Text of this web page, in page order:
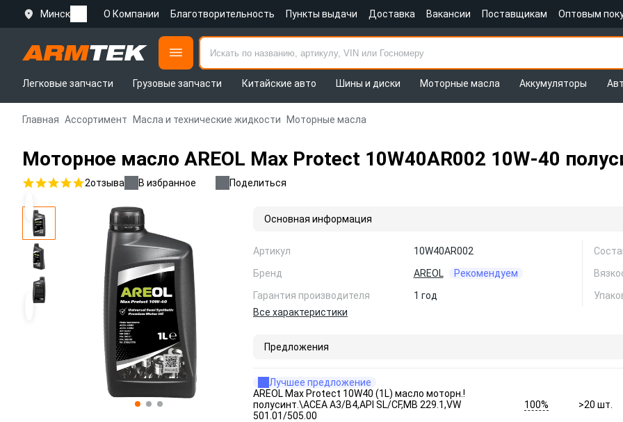
Минск О Компании Благотворительность Пункты выдачи Доставка Вакансии Поставщикам Оптовым
Легковые запчасти
Грузовые запчасти Китайские авто Шины и диски Моторные масла Аккумуляторы
Главная Ассортимент Масла и технические жидкости Моторные масла
Моторное масло AREOL Max Protect 10W40AR002 10W-40
2отзыва В избранное Поделиться
Основная информация
Артикул
10W40AR002
Бренд
AREOL
Рекомендуем
Гарантия производителя
1 год
Все характеристики
Предложения
Лучшее предложение
AREOL Max Protect 10W40 (1L) масло моторн.!
полусинт.\ACEA A3/B4,API SL/CF,MB 229.1,VW
501.01/505.00
100% >20шт.